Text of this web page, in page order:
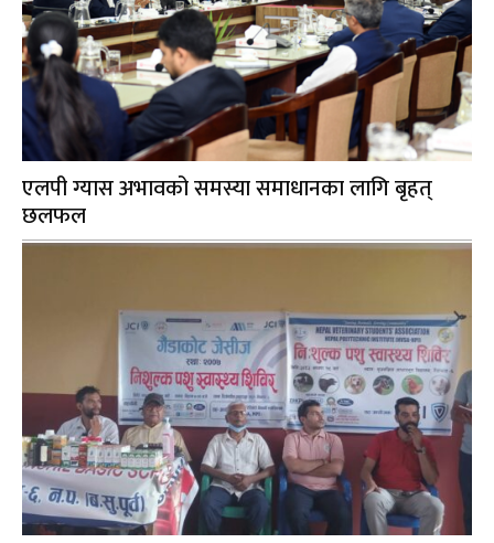
एलपी ग्यास अभावको समस्या समाधानका लागि बृहत्
छलफल